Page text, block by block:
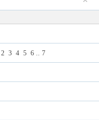
2 3 4 5 6 .. 7